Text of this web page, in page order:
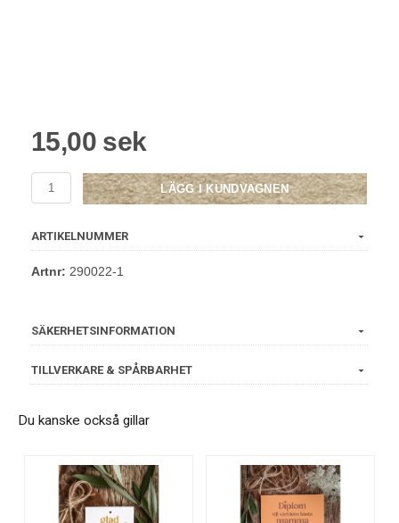
15,00 sek
LÄGG I KUNDVAGNEN
ARTIKELNUMMER
Artnr: 290022-1
SÄKERHETSINFORMATION
TILLVERKARE & SPÅRBARHET
Du kanske också gillar